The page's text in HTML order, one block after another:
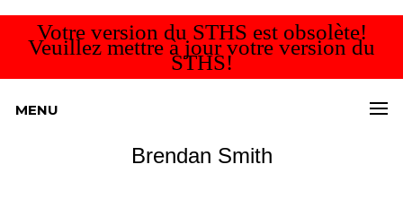
Votre version du STHS est obsolète!
Veuillez mettre à jour votre version du
STHS!
MENU
Brendan Smith